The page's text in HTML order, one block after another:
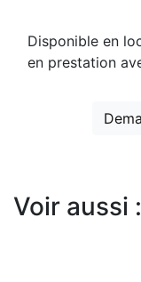
Disponible en
en prestation
Voir aussi :